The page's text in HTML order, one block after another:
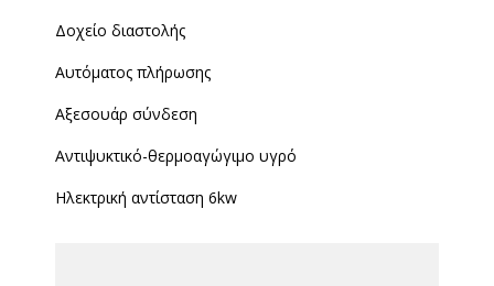
Δοχείο διαστολής
Αυτόματος πλήρωσης
Αξεσουάρ σύνδεση
Αντιψυκτικό-θερμοαγώγιμο υγρό
Ηλεκτρική αντίσταση 6kw